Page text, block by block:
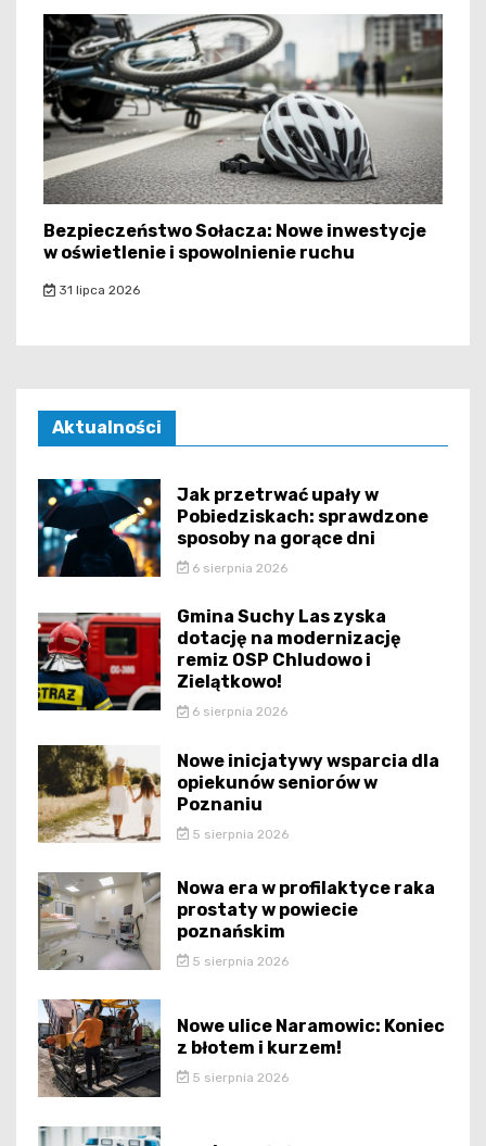
Bezpieczeństwo Sołacza: Nowe inwestycje
w oświetlenie i spowolnienie ruchu
31 lipca 2026
Aktualności
Jak przetrwać upały w
Pobiedziskach: sprawdzone
sposoby na gorące dni
6 sierpnia 2026
Gmina Suchy Las zyska
dotację na modernizację
remiz OSP Chludowo i
Zielątkowo!
6 sierpnia 2026
Nowe inicjatywy wsparcia dla
opiekunów seniorów w
Poznaniu
5 sierpnia 2026
Nowa era w profilaktyce raka
prostaty w powiecie
poznańskim
5 sierpnia 2026
Nowe ulice Naramowic: Koniec
z błotem i kurzem!
5 sierpnia 2026